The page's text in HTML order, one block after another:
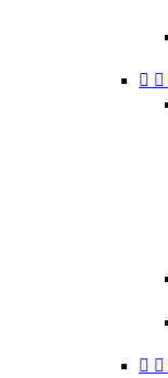
 
 